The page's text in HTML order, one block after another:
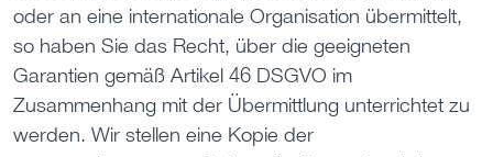
oder an eine internationale Organisation übermittelt,
so haben Sie das Recht, über die geeigneten
Garantien gemäß Artikel 46 DSGVO im
Zusammenhang mit der Übermittlung unterrichtet zu
werden. Wir stellen eine Kopie der